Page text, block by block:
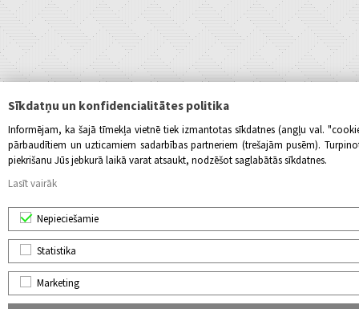
Sīkdatņu un konfidencialitātes politika
Informējam, ka šajā tīmekļa vietnē tiek izmantotas sīkdatnes (angļu val.
pārbaudītiem un uzticamiem sadarbības partneriem (trešajām pusēm).
piekrišanu Jūs jebkurā laikā varat atsaukt, nodzēšot saglabātās sīkdatnes.
Lasīt vairāk
Nepieciešamie
Statistika
Marketing